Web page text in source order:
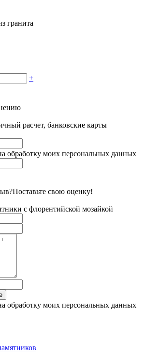
гранита
+
расчет, банковские карты
обработку моих персональных данных
Поставьте свою оценку!
с флорентийской мозайкой
обработку моих персональных данных